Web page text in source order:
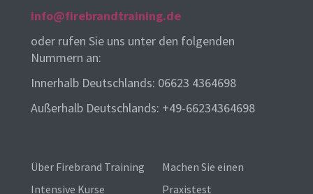
info@firebrandtraining.de
oder rufen Sie uns unter den folgenden
Nummern an:
Innerhalb Deutschlands: 06623 4364698
Außerhalb Deutschlands: +49-66234364698
Über Firebrand Training
Intensive Kurse
Machen Sie einen
Praxistest